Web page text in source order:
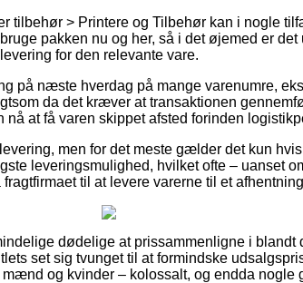
tilbehør > Printere og Tilbehør kan i nogle
pakken nu og her, så i det øjemed er
for den relevante vare.
på næste hverdag på mange varenumre,
da det kræver at transaktionen
at få varen skippet afsted forinden
men for det meste gælder det kun
leveringsmulighed, hvilket ofte – uanset
til at levere varerne til et
dødelige at prissammenligne i blandt
set sig tvunget til at formindske
og kvinder – kolossalt, og endda nogle